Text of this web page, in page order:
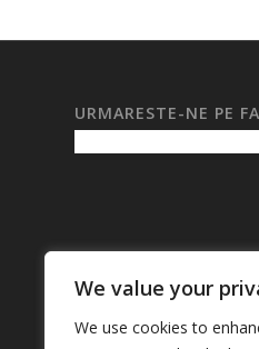
We value your
We use cookies to
URMARESTE-NE PE